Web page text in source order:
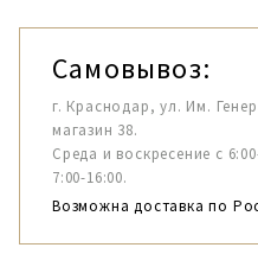
Самовывоз:
г. Краснодар, ул. Им.
магазин 38.
Среда и воскресение с
7:00-16:00.
Возможна доставка по